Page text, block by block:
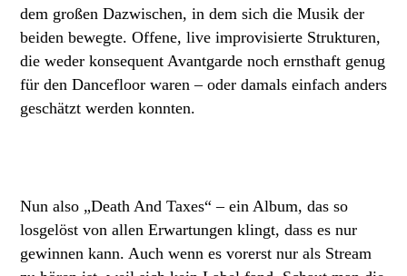
dem großen Dazwischen, in dem sich die Musik der
beiden bewegte. Offene, live improvisierte Strukturen,
die weder konsequent Avantgarde noch ernsthaft genug
für den Dancefloor waren – oder damals einfach anders
geschätzt werden konnten.
Nun also „Death And Taxes“ – ein Album, das so
losgelöst von allen Erwartungen klingt, dass es nur
gewinnen kann. Auch wenn es vorerst nur als Stream